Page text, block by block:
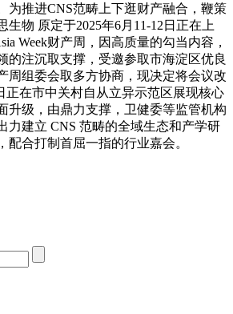
为推进CNS范畴上下逛财产融合，鞭策
生物 原定于2025年6月11-12日正在上
Week财产周，因高质量的勾当内容，
的注沉取支撑，受邀参取市海淀区优良
周组委会取多方协商，现决定将会议改
正在市中关村自从立异示范区展现核心
升级，由鼎力支撑，卫健委等监管机构
力建立 CNS 范畴的全域生态和产学研
配合打制首屈一指的行业嘉会。